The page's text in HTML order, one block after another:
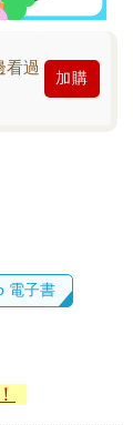
看過
加購
電子書